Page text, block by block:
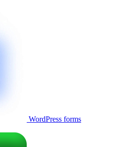
WordPress forms